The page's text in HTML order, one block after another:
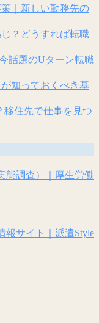
｜新しい勤務先の
？どうすれば転職
話題のUターン転職
知っておくべき基
移住先で仕事を見つ
態調査）｜厚生労働
報サイト｜派遣Style